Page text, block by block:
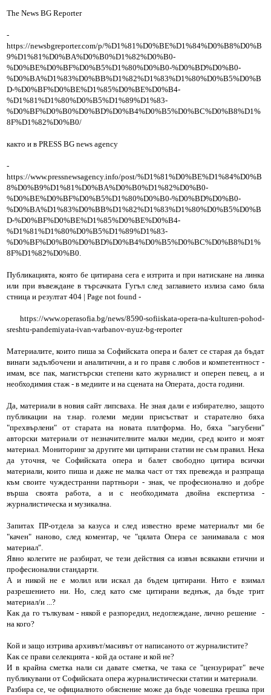
The News BG Reporter
-
https://newsbgreporter.com/p/%D1%81%D0%BE%D1%84%D0%B8%D0%B
9%D1%81%D0%BA%D0%B0%D1%82%D0%B0-
%D0%BE%D0%BF%D0%B5%D1%80%D0%B0-%D0%BD%D0%B0-
%D0%BA%D1%83%D0%BB%D1%82%D1%83%D1%80%D0%B5%D0%B
D-%D0%BF%D0%BE%D1%85%D0%BE%D0%B4-
%D1%81%D1%80%D0%B5%D1%89%D1%83-
%D0%BF%D0%B0%D0%BD%D0%B4%D0%B5%D0%BC%D0%B8%D1%
8F%D1%82%D0%B0/
както и в PRESS BG news agency
-
https://www.pressnewsagency.info/post/%D1%81%D0%BE%D1%84%D0%B
8%D0%B9%D1%81%D0%BA%D0%B0%D1%82%D0%B0-
%D0%BE%D0%BF%D0%B5%D1%80%D0%B0-%D0%BD%D0%B0-
%D0%BA%D1%83%D0%BB%D1%82%D1%83%D1%80%D0%B5%D0%B
D-%D0%BF%D0%BE%D1%85%D0%BE%D0%B4-
%D1%81%D1%80%D0%B5%D1%89%D1%83-
%D0%BF%D0%B0%D0%BD%D0%B4%D0%B5%D0%BC%D0%B8%D1%
8F%D1%82%D0%B0.
Публикацията, която бе цитирана сега е изтрита и при натискане на линка
или при въвеждане в търсачката Гугъл след заглавието излиза само бяла
стница и резултат 404 | Page not found -
https://www.operasofia.bg/news/8590-sofiiskata-opera-na-kulturen-pohod-
sreshtu-pandemiyata-ivan-varbanov-nyuz-bg-reporter
Материалите, които пиша за Софийската опера и балет се старая да бъдат
винаги задълбочени и аналитични, а и го правя с любов и компетентност -
имам, все пак, магистърски степени като журналист и оперен певец, а и
необходимия стаж - в медиите и на сцената на Операта, доста години.
Да, материали в новия сайт липсваха. Не зная дали е избирателно, защото
публикации на т.нар. големи медии присъстват и старателно бяха
"прехвърлени" от старата на новата платформа. Но, бяха "загубени"
авторски материали от незначителните малки медии, сред които и моят
материал. Мониторинг за другите ми цитирани статии не съм правил. Нека
да уточня, че Софийската опера и балет свободно цитира всички
материали, които пиша и даже не малка част от тях превежда и разпраща
към своите чуждестранни партньори - знак, че професионално и добре
върша своята работа, а и с необходимата двойна експертиза -
журналистическа и музикална.
Запитах ПР-отдела за казуса и след известно време материалът ми бе
"качен" наново, след коментар, че "цялата Опера се занимавала с моя
материал".
Явно колегите не разбират, че тези действия са извън всякакви етични и
професионални стандарти.
А и никой не е молил или искал да бъдем цитирани. Нито е взимал
разрешението ни. Но, след като сме цитирани веднъж, да бъде трит
материал/и ...?
Как да го тълкувам - някой е разпоредил, недоглеждане, лично решение -
на кого?
Кой и защо изтрива архивът/масивът от написаното от журналистите?
Как се прави селекцията - кой да остане и кой не?
И в крайна сметка нали си давате сметка, че така се "цензурират" вече
публикувани от Софийската опера журналистически статии и материали.
Разбира се, че официалното обяснение може да бъде човешка грешка при